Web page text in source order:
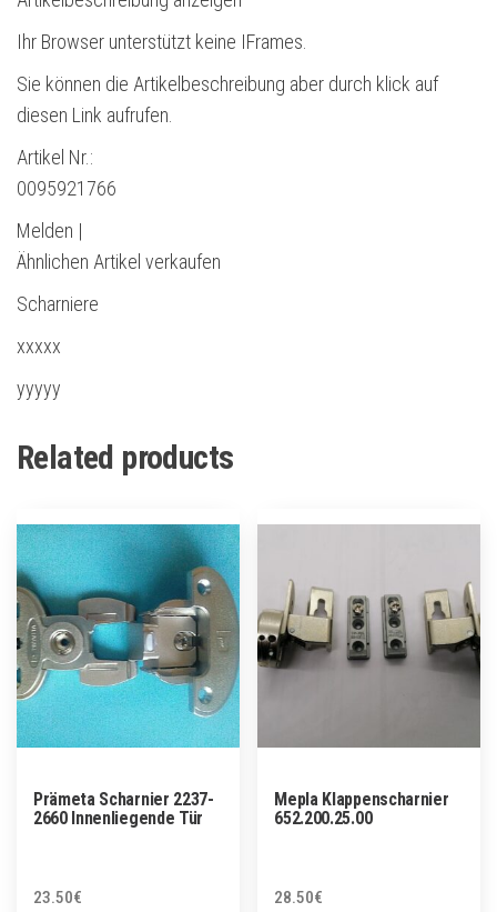
Ihr Browser unterstützt keine IFrames.
Sie können die Artikelbeschreibung aber durch klick auf
diesen Link aufrufen.
Artikel Nr.:
0095921766
Melden |
Ähnlichen Artikel verkaufen
Scharniere
xxxxx
yyyyy
Related products
Prämeta Scharnier 2237-
2660 Innenliegende Tür
23.50€
Mepla Klappenscharnier
652.200.25.00
28.50€